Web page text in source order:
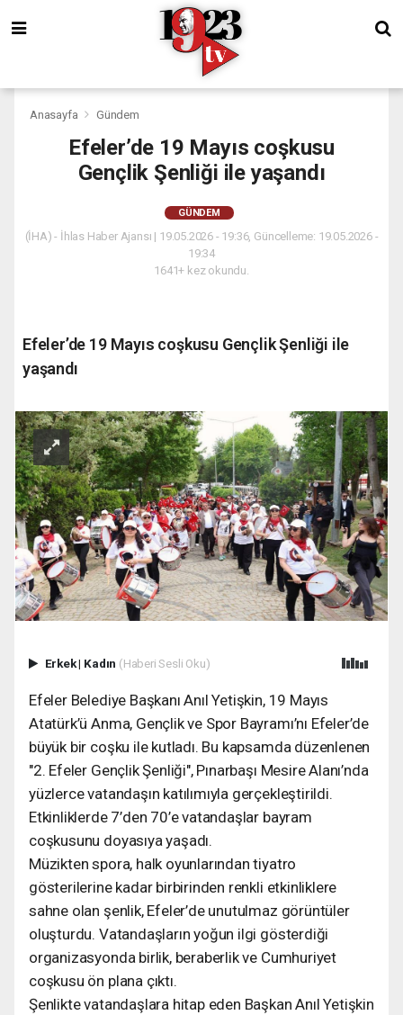
Anasayfa Gündem
Efeler’de 19 Mayıs coşkusu
Gençlik Şenliği ile yaşandı
GÜNDEM
(İHA) - İhlas Haber Ajansı | 19.05.2026 - 19:36, Güncelleme: 19.05.2026 -
19:34
1641+ kez okundu.
Efeler’de 19 Mayıs coşkusu Gençlik Şenliği ile
yaşandı
Erkek| Kadın (Haberi Sesli Oku)
Efeler Belediye Başkanı Anıl Yetişkin, 19 Mayıs
Atatürk’ü Anma, Gençlik ve Spor Bayramı’nı Efeler’de
büyük bir coşku ile kutladı. Bu kapsamda düzenlenen
"2. Efeler Gençlik Şenliği", Pınarbaşı Mesire Alanı’nda
yüzlerce vatandaşın katılımıyla gerçekleştirildi.
Etkinliklerde 7’den 70’e vatandaşlar bayram
coşkusunu doyasıya yaşadı.
Müzikten spora, halk oyunlarından tiyatro
gösterilerine kadar birbirinden renkli etkinliklere
sahne olan şenlik, Efeler’de unutulmaz görüntüler
oluşturdu. Vatandaşların yoğun ilgi gösterdiği
organizasyonda birlik, beraberlik ve Cumhuriyet
coşkusu ön plana çıktı.
Şenlikte vatandaşlara hitap eden Başkan Anıl Yetişkin